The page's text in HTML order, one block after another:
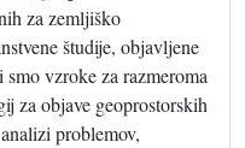
za zemljiško
študije, objavljene
vzroke za razmeroma
za objave geoprostorskih
problemov,